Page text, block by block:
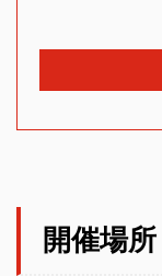
開催場所